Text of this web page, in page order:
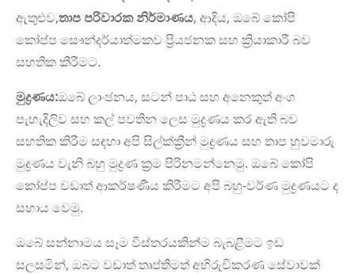
ඇතුළුව,තාප පරිවාරක නිර්මාණය, ආදිය, ඔබේ කෝපි
කෝප්ප සෞන්දර්යාත්මකව ප්‍රියජනක සහ ක්‍රියාකාරී බව
සහතික කිරීමට.
මුද්‍රණය:ඔබේ ලාංඡනය, සටන් පාඨ සහ අනෙකුත් අංග
පැහැදිලිව සහ කල් පවතින ලෙස මුද්‍රණය කර ඇති බව
සහතික කිරීම සඳහා අපි සිල්ක්ක්‍රීන් මුද්‍රණය සහ තාප හුවමාරු
මුද්‍රණය වැනි බහු මුද්‍රණ ක්‍රම පිරිනමන්නෙමු. ඔබේ කෝපි
කෝප්ප වඩාත් ආකර්ෂණීය කිරීමට අපි බහු-වර්ණ මුද්‍රණයට ද
සහාය වෙමු.
ඔබේ සන්නාමය සෑම විස්තරයකින්ම බැබළීමට ඉඩ
සලසමින්, ඔබට වඩාත් තෘප්තිමත් අභිරුචිකරණ සේවාවක්